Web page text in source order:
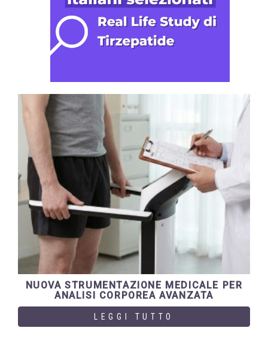
NUOVA STRUMENTAZIONE MEDICALE PER
ANALISI CORPOREA AVANZATA
LEGGI TUTTO